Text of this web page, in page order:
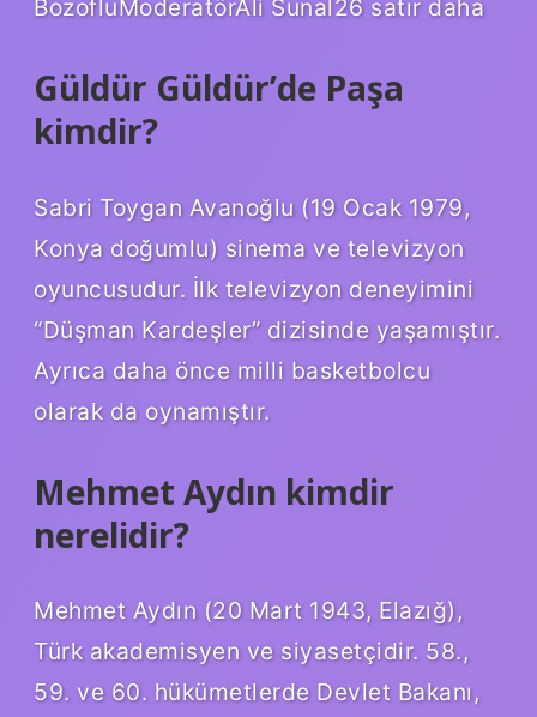
BozofluModeratörAli Sunal26 satır daha
Güldür Güldür’de Paşa
kimdir?
Sabri Toygan Avanoğlu (19 Ocak 1979,
Konya doğumlu) sinema ve televizyon
oyuncusudur. İlk televizyon deneyimini
“Düşman Kardeşler” dizisinde yaşamıştır.
Ayrıca daha önce milli basketbolcu
olarak da oynamıştır.
Mehmet Aydın kimdir
nerelidir?
Mehmet Aydın (20 Mart 1943, Elazığ),
Türk akademisyen ve siyasetçidir. 58.,
59. ve 60. hükümetlerde Devlet Bakanı,